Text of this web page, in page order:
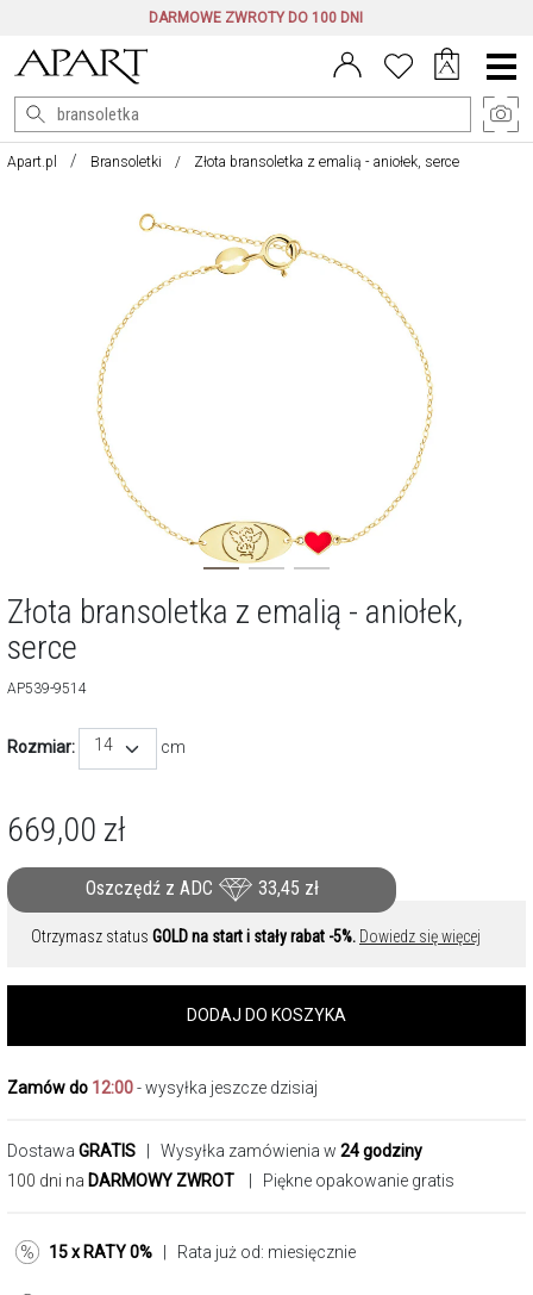
DARMOWE ZWROTY DO 100 DNI
Menu
główne
Apart.pl Bransoletki Złota bransoletka z emalią - aniołek, serce
Złota bransoletka z emalią - aniołek,
serce
AP539-9514
Rozmiar: 14 cm
669,00 zł
Oszczędź z ADC 33,45 zł
Otrzymasz status GOLD na start i stały rabat -5%. Dowiedz się więcej
DODAJ DO KOSZYKA
Zamów do 12:00- wysyłka jeszcze dzisiaj
Dostawa GRATIS | Wysyłka zamówienia w 24 godziny
100 dni na DARMOWY ZWROT | Piękne opakowanie gratis
15 x RATY 0% | Rata już od: miesięcznie